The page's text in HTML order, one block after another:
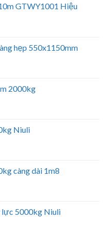
GTWY1001 Hiệu
hẹp 550x1150mm
2000kg
Niuli
càng dài 1m8
lực 5000kg Niuli